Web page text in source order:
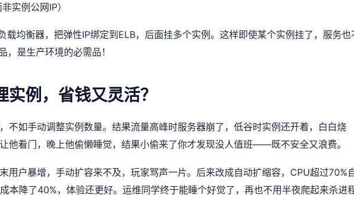
实例公网IP）
载均衡器，把弹性IP绑定到ELB，后面挂多个实例。这样即使某个实例挂了，服务也
，是生产环境的必需品！
例，省钱又灵活？
不如手动调整实例数量。结果流量高峰时服务器崩了，低谷时实例还开着，白白烧
他看门，晚上他偷懒睡觉，结果小偷来了你才发现没人值班——既不安全又浪费。
用户暴增，手动扩容来不及，玩家骂声一片。后来改成自动扩缩容，CPU超过70%
本降了40%，体验还更好。运维同学终于能睡个好觉了，再也不用半夜爬起来杀进